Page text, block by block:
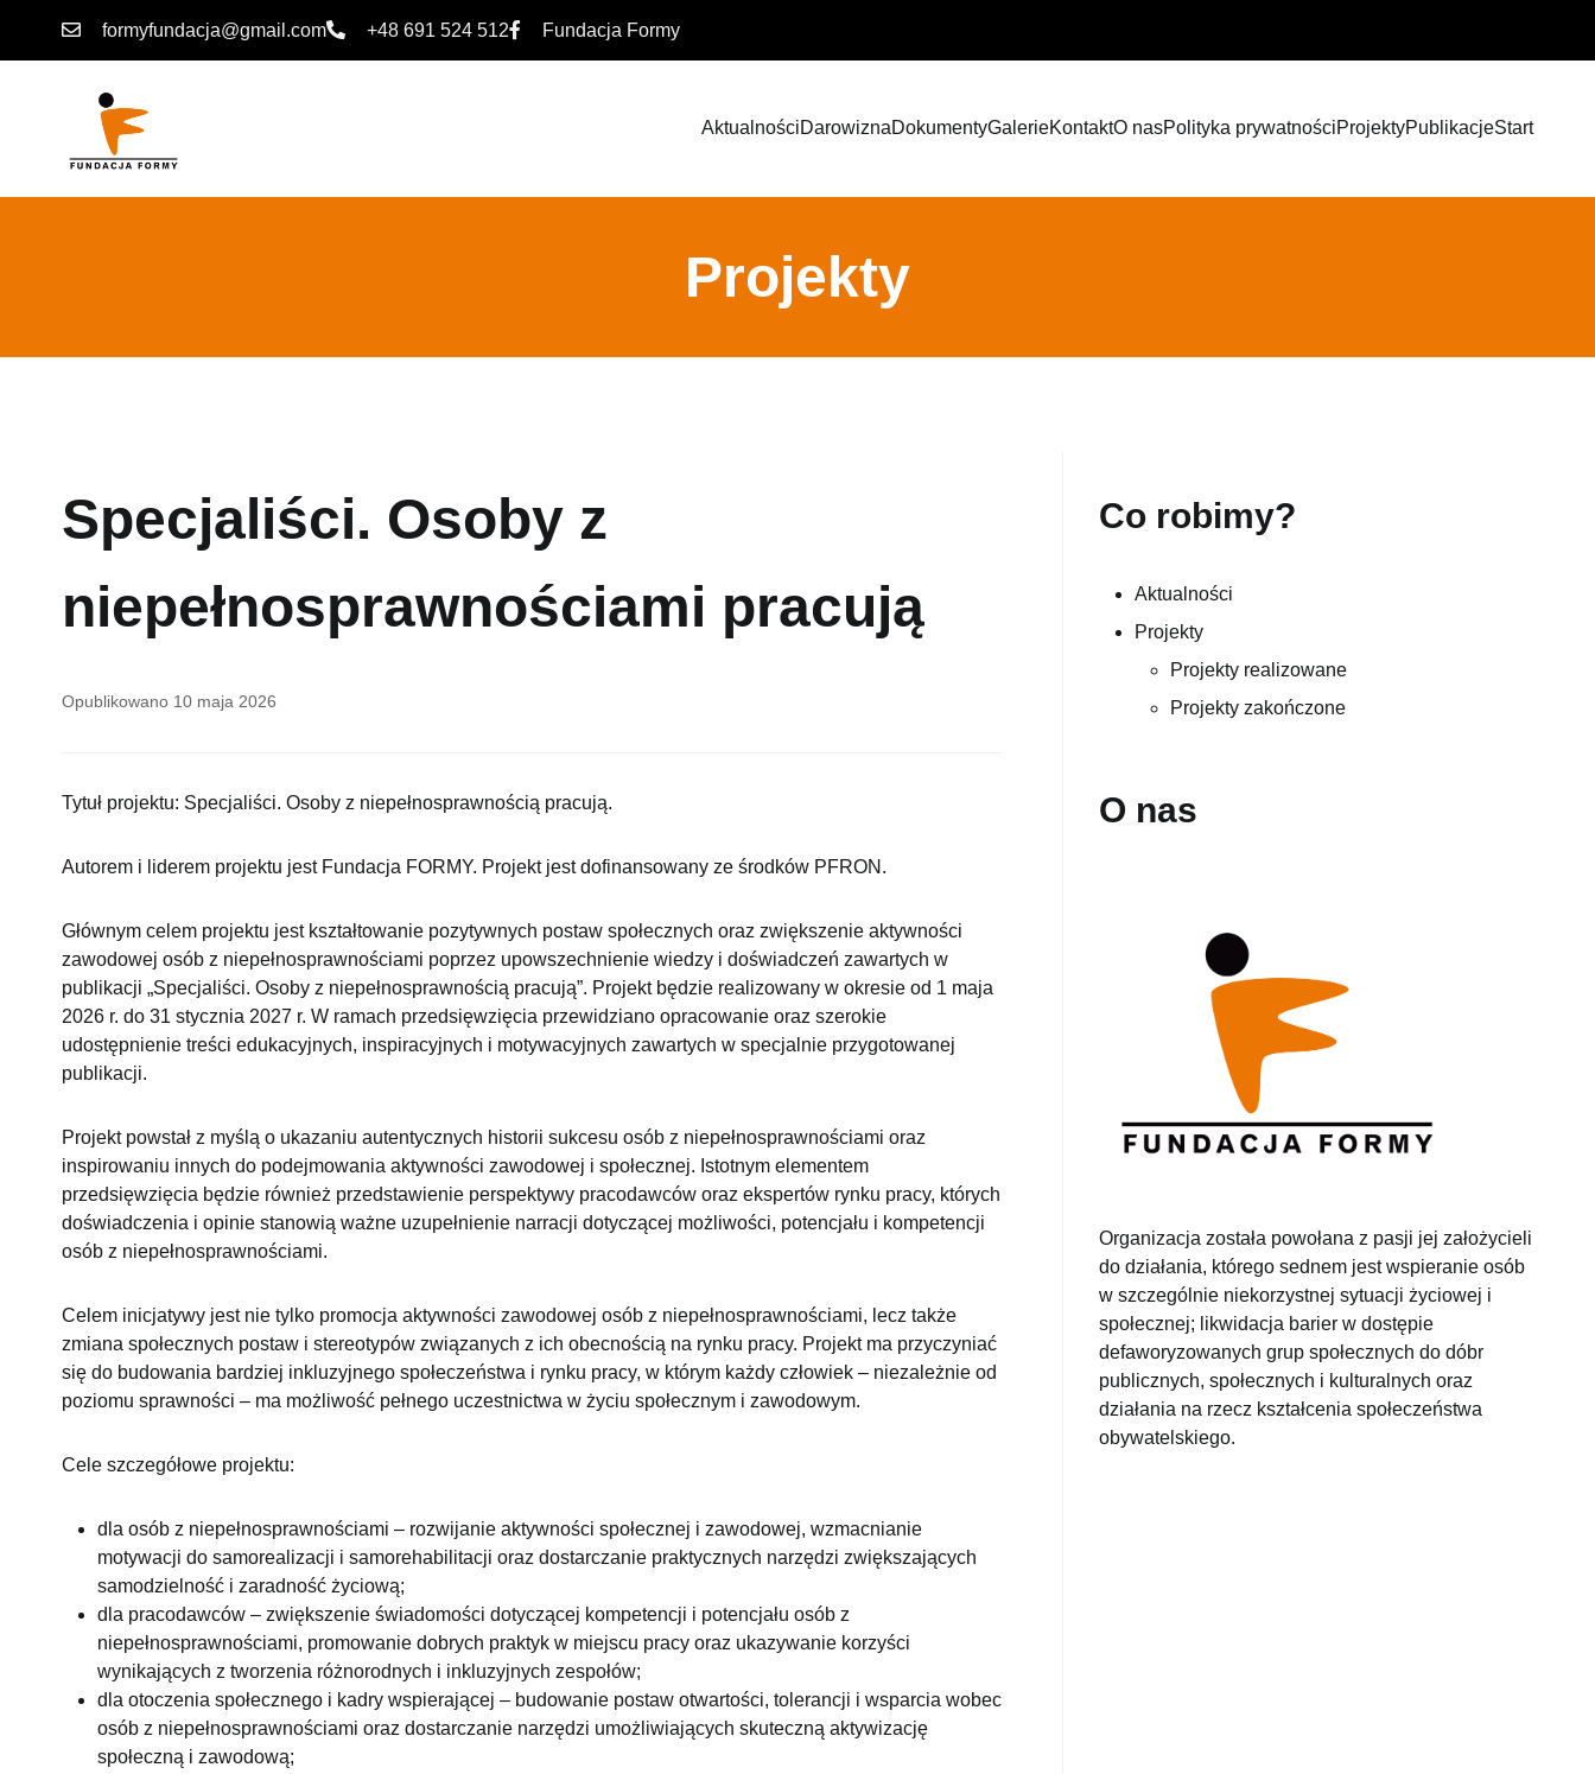
AktualnościDarowiznaDokumentyGalerieKontaktO nasPolityka prywatnościProjektyPublikacjeStart
formyfundacja@gmail.com +48 691 524 512 Fundacja Formy
Projekty
Specjaliści. Osoby z
niepełnosprawnościami pracują
Opublikowano 10 maja 2026
Tytuł projektu: Specjaliści. Osoby z niepełnosprawnością pracują.
Autorem i liderem projektu jest Fundacja FORMY. Projekt jest dofinansowany ze środków PFRON.
Głównym celem projektu jest kształtowanie pozytywnych postaw społecznych oraz zwiększenie aktywności
zawodowej osób z niepełnosprawnościami poprzez upowszechnienie wiedzy i doświadczeń zawartych w
publikacji „Specjaliści. Osoby z niepełnosprawnością pracują”. Projekt będzie realizowany w okresie od 1 maja
2026 r. do 31 stycznia 2027 r. W ramach przedsięwzięcia przewidziano opracowanie oraz szerokie
udostępnienie treści edukacyjnych, inspiracyjnych i motywacyjnych zawartych w specjalnie przygotowanej
publikacji.
Projekt powstał z myślą o ukazaniu autentycznych historii sukcesu osób z niepełnosprawnościami oraz
inspirowaniu innych do podejmowania aktywności zawodowej i społecznej. Istotnym elementem
przedsięwzięcia będzie również przedstawienie perspektywy pracodawców oraz ekspertów rynku pracy, których
doświadczenia i opinie stanowią ważne uzupełnienie narracji dotyczącej możliwości, potencjału i kompetencji
osób z niepełnosprawnościami.
Celem inicjatywy jest nie tylko promocja aktywności zawodowej osób z niepełnosprawnościami, lecz także
zmiana społecznych postaw i stereotypów związanych z ich obecnością na rynku pracy. Projekt ma przyczyniać
się do budowania bardziej inkluzyjnego społeczeństwa i rynku pracy, w którym każdy człowiek – niezależnie od
poziomu sprawności – ma możliwość pełnego uczestnictwa w życiu społecznym i zawodowym.
Cele szczegółowe projektu:
dla osób z niepełnosprawnościami – rozwijanie aktywności społecznej i zawodowej, wzmacnianie
motywacji do samorealizacji i samorehabilitacji oraz dostarczanie praktycznych narzędzi zwiększających
samodzielność i zaradność życiową;
dla pracodawców – zwiększenie świadomości dotyczącej kompetencji i potencjału osób z
niepełnosprawnościami, promowanie dobrych praktyk w miejscu pracy oraz ukazywanie korzyści
wynikających z tworzenia różnorodnych i inkluzyjnych zespołów;
dla otoczenia społecznego i kadry wspierającej – budowanie postaw otwartości, tolerancji i wsparcia wobec
osób z niepełnosprawnościami oraz dostarczanie narzędzi umożliwiających skuteczną aktywizację
społeczną i zawodową;
Co robimy?
Aktualności
Projekty
Projekty realizowane
Projekty zakończone
O nas
Organizacja została powołana z pasji jej założycieli
do działania, którego sednem jest wspieranie osób
w szczególnie niekorzystnej sytuacji życiowej i
społecznej; likwidacja barier w dostępie
defaworyzowanych grup społecznych do dóbr
publicznych, społecznych i kulturalnych oraz
działania na rzecz kształcenia społeczeństwa
obywatelskiego.